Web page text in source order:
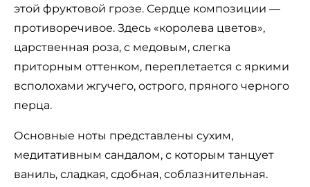
этой фруктовой грозе. Сердце композиции —
противоречивое. Здесь «королева цветов»,
царственная роза, с медовым, слегка
приторным оттенком, переплетается с яркими
всполохами жгучего, острого, пряного черного
перца.
Основные ноты представлены сухим,
медитативным сандалом, с которым танцует
ваниль, сладкая, сдобная, соблазнительная.